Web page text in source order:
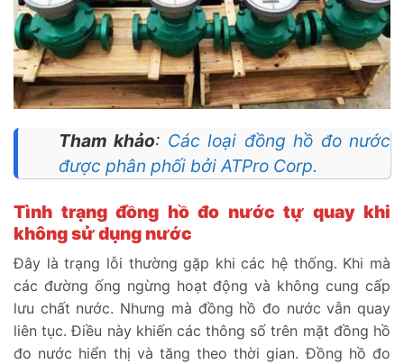
Tham khảo: Các loại đồng hồ đo nước
được phân phối bởi ATPro Corp.
Tình trạng đồng hồ đo nước tự quay khi
không sử dụng nước
Đây là trạng lỗi thường gặp khi các hệ thống. Khi mà
các đường ống ngừng hoạt động và không cung cấp
lưu chất nước. Nhưng mà đồng hồ đo nước vẫn quay
liên tục. Điều này khiến các thông số trên mặt đồng hồ
đo nước hiển thị và tăng theo thời gian. Đồng hồ đo